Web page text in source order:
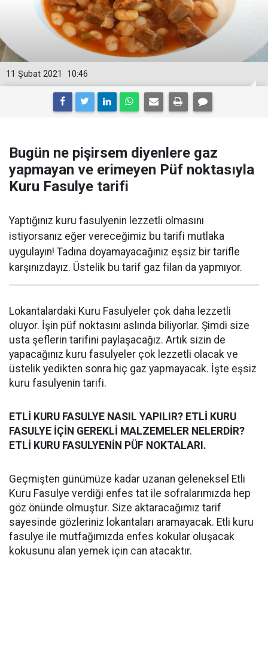
10:46
11 Şubat 2021
Bugün ne pişirsem diyenlere gaz
yapmayan ve erimeyen Püf noktasıyla
Kuru Fasulye tarifi
Yaptığınız kuru fasulyenin lezzetli olmasını
istiyorsanız eğer vereceğimiz bu tarifi mutlaka
uygulayın! Tadına doyamayacağınız eşsiz bir tarifle
karşınızdayız. Üstelik bu tarif gaz filan da yapmıyor.
Lokantalardaki Kuru Fasulyeler çok daha lezzetli
oluyor. İşin püf noktasını aslında biliyorlar. Şimdi size
usta şeflerin tarifini paylaşacağız. Artık sizin de
yapacağınız kuru fasulyeler çok lezzetli olacak ve
üstelik yedikten sonra hiç gaz yapmayacak. İşte eşsiz
kuru fasulyenin tarifi.
ETLİ KURU FASULYE NASIL YAPILIR? ETLİ KURU
FASULYE İÇİN GEREKLİ MALZEMELER NELERDİR?
ETLİ KURU FASULYENİN PÜF NOKTALARI.
Geçmişten günümüze kadar uzanan geleneksel Etli
Kuru Fasulye verdiği enfes tat ile sofralarımızda hep
göz önünde olmuştur. Size aktaracağımız tarif
sayesinde gözleriniz lokantaları aramayacak. Etli kuru
fasulye ile mutfağımızda enfes kokular oluşacak
kokusunu alan yemek için can atacaktır.